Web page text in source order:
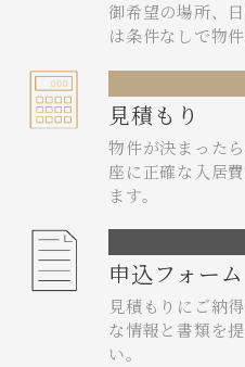
御希望の場所、
は条件なしで物
見積もり
物件が決まった
座に正確な入居
ます。
申込フォーム
見積もりにご納
な情報と書類を
い。